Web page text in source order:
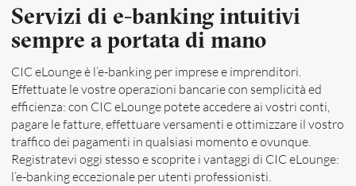
Servizi di e-banking intuitivi
sempre a portata di mano
CIC eLounge è l’e-banking per imprese e imprenditori.
Effettuate le vostre operazioni bancarie con semplicità ed
efficienza: con CIC eLounge potete accedere ai vostri conti,
pagare le fatture, effettuare versamenti e ottimizzare il vostro
traffico dei pagamenti in qualsiasi momento e ovunque.
Registratevi oggi stesso e scoprite i vantaggi di CIC eLounge:
l’e-banking eccezionale per utenti professionisti.